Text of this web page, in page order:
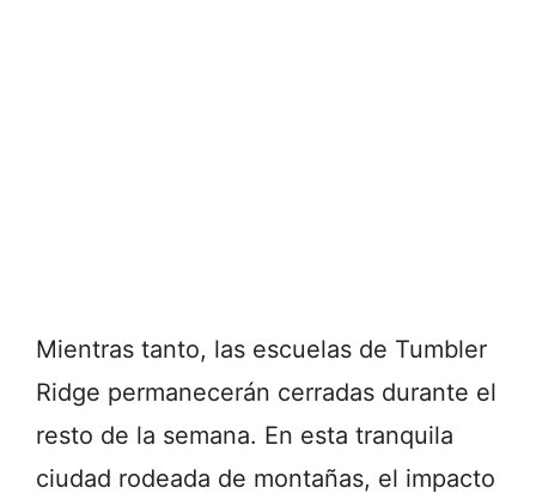
Mientras tanto, las escuelas de Tumbler
Ridge permanecerán cerradas durante el
resto de la semana. En esta tranquila
ciudad rodeada de montañas, el impacto